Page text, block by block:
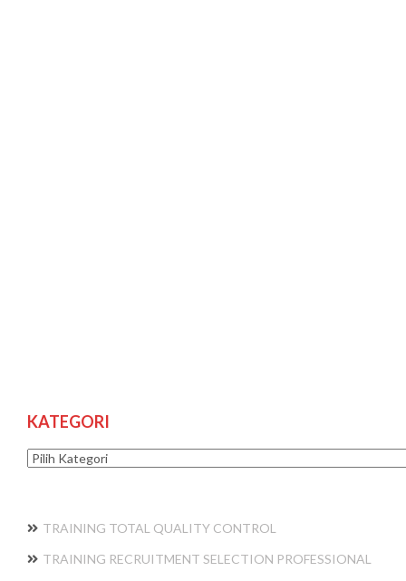
KATEGORI
Kategori
TRAINING TOTAL QUALITY CONTROL
TRAINING RECRUITMENT SELECTION PROFESSIONAL